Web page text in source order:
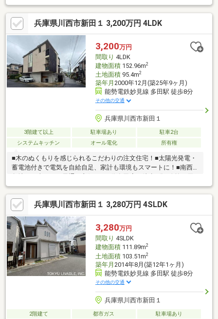
充実しており、生活に便利な立地となっております。◆多田東小
学校へは徒歩13分、多田中学校へは徒歩10分の距離となっており
ます。お子さまの通学もしやすく、送り出される保護者の方にと
っても安心の環境です。お客様の条件などをしっかりとおうかが
いさせていただき、お家探しのパートナーとしてサポートさせて
いただきます♪
兵庫県川西市新田１ 3,200万円 4LDK
3,200万円
間取り 4LDK
建物面積152.96m2
土地面積95.4m2
築年月 2000年12月(築25年9ヶ月)
能勢電鉄妙見線 多田駅 徒歩8分
その他の交通
兵庫県川西市新田１
3階建て以上 駐車場あり
駐車2台
システムキッチン
オール電化 所有権
■木のぬくもりを感じられるこだわりの注文住宅！■太陽光発電・
蓄電池付きで電気を自給自足、家計も環境もスマートに！■南西
窓付きで自然光が差し込む明るい室内！■3階北側洋室は間仕切り
可能！■駐車スペース2台（車種による）可能！■LDKの掘りごた
つで家族団らんの時間に！■収納スペースたっぷり！■2・3階にバ
ルコニーがあり、洗濯物を干すことができます！お子様の遊び場
や家庭菜園にも活用できます！■多田小学校 徒歩9分でお子様の
通学も安心！
兵庫県川西市新田１ 3,280万円 4SLDK
3,280万円
間取り 4SLDK
建物面積111.89m2
土地面積103.51m2
築年月 2014年8月(築12年1ヶ月)
能勢電鉄妙見線 多田駅 徒歩8分
その他の交通
兵庫県川西市新田１
2階建て 都市ガス 駐車場あり